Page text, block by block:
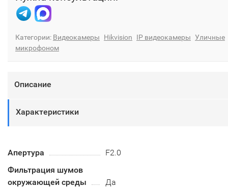
Категории: Видеокамеры Hikvision IP видеокамеры Уличные
микрофоном
Описание
Характеристики
Апертура
F2.0
Фильтрация шумов
окружающей среды
Да